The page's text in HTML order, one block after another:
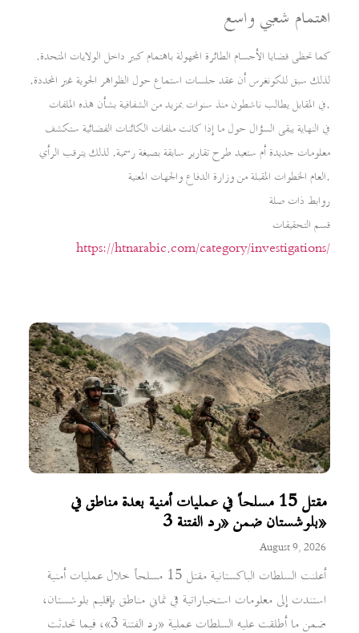
مقتل 15 مسلحاً في عمليات أمنية بعدة مناطق في
بلوشستان ضمن «رد الفتنة 3»
August 9, 2026
أعلنت السلطات الباكستانية مقتل 15 مسلحاً خلال عمليات أمنية
استندت إلى معلومات استخباراتية في ثماني مناطق بإقليم بلوشستان،
ضمن ما أطلقت عليه السلطات عملية «رد الفتنة 3»، فيما تحدثت
اهتمام شعبي واسع
كما تحظى قضايا الأجسام الطائرة المجهولة باهتمام كبير داخل الولايات المتحدة.
لذلك سبق للكونغرس أن عقد جلسات استماع حول الظواهر الجوية غير المحددة.
في المقابل يطالب ناشطون منذ سنوات بمزيد من الشفافية بشأن هذه الملفات.
في النهاية يبقى السؤال حول ما إذا كانت ملفات الكائنات الفضائية ستكشف
معلومات جديدة أم ستعيد طرح تقارير سابقة بصيغة رسمية. لذلك يترقب الرأي
العام الخطوات المقبلة من وزارة الدفاع والجهات المعنية.
روابط ذات صلة
قسم التحقيقات
https://htnarabic.com/category/investigations/